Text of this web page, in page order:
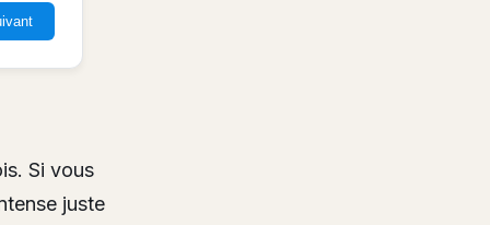
Si vous
juste